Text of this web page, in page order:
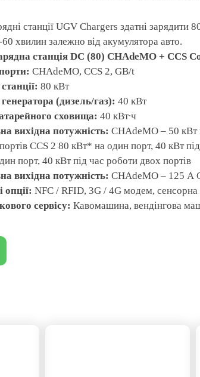
станції UGV Chargers здатні зарядити
хвилин залежно від акумулятора авто.
станція DC (80) CHAdeMO + CCS
CHAdeMO, CCS 2, GB/t
80 кВт
(дизель/газ): 40 кВт
сховища: 40 кВт∙ч
вихідна потужність: CHAdeMO – 50 кВт
CCS 2 80 кВт* на один порт, 40 кВт
порт, 40 кВт під час роботи двох портів
вихідна потужність: CHAdeMO – 125 А
опції: NFC / RFID, 3G / 4G модем, сенсорна
сервісу: Кавомашина, вендінгова